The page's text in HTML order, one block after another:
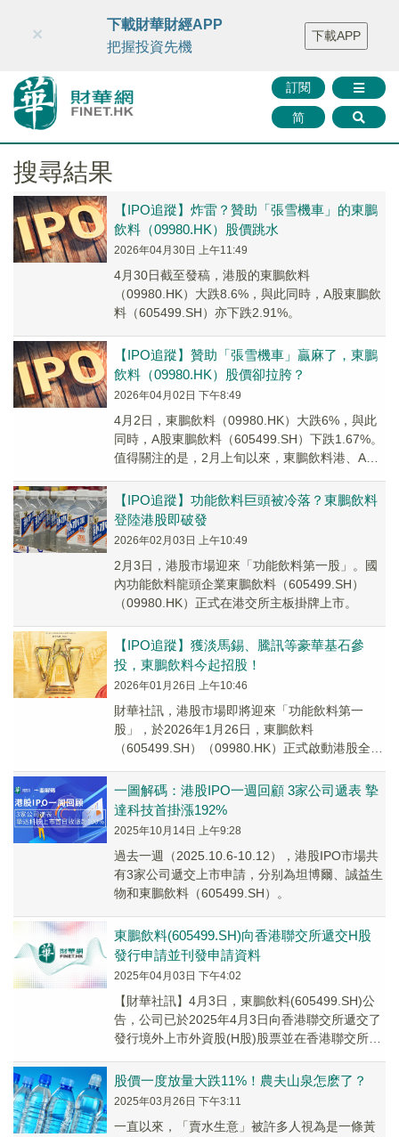
財華智庫網 FINTV FINMETA 財華證券 媒體矩陣
智庫沙龍
聯絡我們
訂閱
简
×
下載財華財經APP
把握投資先機
下載APP
搜尋結果
【IPO追蹤】炸雷？贊助「張雪機車」的東鵬
飲料（09980.HK）股價跳水
2026年04月30日 上午11:49
4月30日截至發稿，港股的東鵬飲料
（09980.HK）大跌8.6%，與此同時，A股東鵬飲
料（605499.SH）亦下跌2.91%。
【IPO追蹤】贊助「張雪機車」贏麻了，東鵬
飲料（09980.HK）股價卻拉胯？
2026年04月02日 下午8:49
4月2日，東鵬飲料（09980.HK）大跌6%，與此
同時，A股東鵬飲料（605499.SH）下跌1.67%。
值得關注的是，2月上旬以來，東鵬飲料港、A兩
【IPO追蹤】功能飲料巨頭被冷落？東鵬飲料
登陸港股即破發
2026年02月03日 上午10:49
2月3日，港股市場迎來「功能飲料第一股」。國
內功能飲料龍頭企業東鵬飲料（605499.SH）
（09980.HK）正式在港交所主板掛牌上市。
【IPO追蹤】獲淡馬錫、騰訊等豪華基石參
投，東鵬飲料今起招股！
2026年01月26日 上午10:46
財華社訊，港股市場即將迎來「功能飲料第一
股」，於2026年1月26日，東鵬飲料
（605499.SH）（09980.HK）正式啟動港股全球
一圖解碼：港股IPO一週回顧 3家公司遞表 摯
達科技首掛漲192%
2025年10月14日 上午9:28
過去一週（2025.10.6-10.12），港股IPO市場共
有3家公司遞交上市申請，分别為坦博爾、誠益生
物和東鵬飲料（605499.SH）。
東鵬飲料(605499.SH)向香港聯交所遞交H股
發行申請並刊發申請資料
2025年04月03日 下午4:02
【財華社訊】4月3日，東鵬飲料(605499.SH)公
告，公司已於2025年4月3日向香港聯交所遞交了
發行境外上市外資股(H股)股票並在香港聯交所主
股價一度放量大跌11%！農夫山泉怎麽了？
2025年03月26日 下午3:11
一直以來，「賣水生意」被許多人視為是一條黃